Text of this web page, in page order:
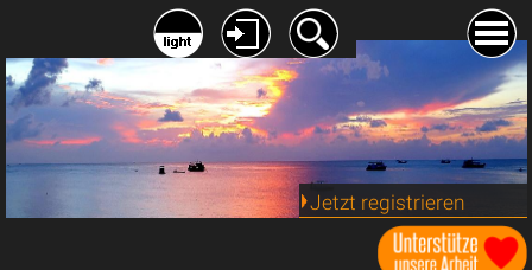
Jetzt registrieren